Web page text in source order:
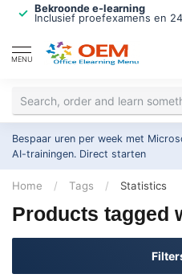
Bekroonde e-learning
Inclusief proefexamens en
MENU
Bespaar uren per week met
AI-trainingen. Direct starten
Home / Tags / Statistics
Products tagged